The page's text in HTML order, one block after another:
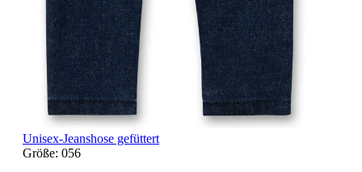
Unisex-Jeanshose gefüttert
Größe: 056